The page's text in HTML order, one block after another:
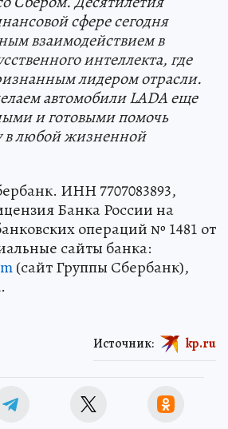
сфере сегодня
взаимодействием в
интеллекта, где
лидером отрасли.
автомобилиLADAеще
и готовыми помочь
в любой жизненной
ИНН 7707083893,
Банка России на
операций № 1481 от
сайты банка:
(сайт Группы Сбербанк),
Источник: kp.ru